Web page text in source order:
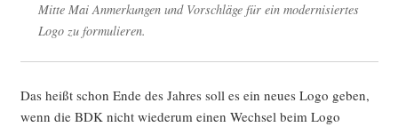
Mit­te Mai Anmer­kun­gen und Vor­schlä­ge für ein moder­ni­sier­tes
Logo zu formulieren.
Das heißt schon Ende des Jah­res soll es ein neu­es Logo geben,
wenn die BDK nicht wie­der­um einen Wech­sel beim Logo